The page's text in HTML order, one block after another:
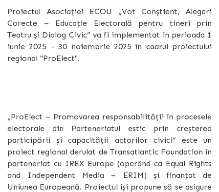
Proiectul Asociației ECOU „Vot Conștient, Alegeri
Corecte – Educație Electorală pentru tineri prin
Teatru și Dialog Civic” va fi implementat în perioada 1
iunie 2025 - 30 noiembrie 2025 în cadrul proiectului
regional "ProElect".
„ProElect – Promovarea responsabilității în procesele
electorale din Parteneriatul estic prin creșterea
participării și capacității actorilor civici” este un
proiect regional derulat de Transatlantic Foundation în
parteneriat cu IREX Europe (operând ca Equal Rights
and Independent Media – ERIM) și finanțat de
Uniunea Europeană. Proiectul își propune să se asigure